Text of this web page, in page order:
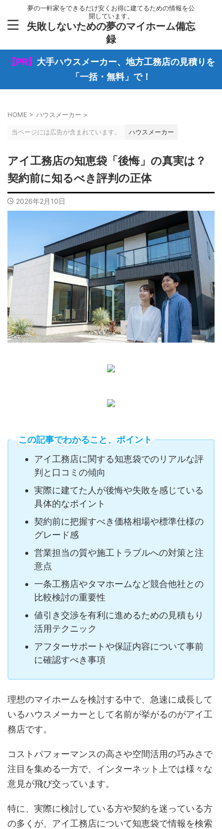
夢の一軒家をできるだけ安くお得に建てるための情報を公
開しています。
失敗しないための夢のマイホーム備忘
録
【PR】 大手ハウスメーカー、地方工務店の見積りを
「一括・無料」で！
HOME > ハウスメーカー >
当ページには広告が含まれています。 ハウスメーカー
アイ工務店の知恵袋「後悔」の真実は？
契約前に知るべき評判の正体
2026年2月10日
この記事でわかること、ポイント
アイ工務店に関する知恵袋でのリアルな評
判と口コミの傾向
実際に建てた人が後悔や失敗を感じている
具体的なポイント
契約前に把握すべき価格相場や標準仕様の
グレード感
営業担当の質や施工トラブルへの対策と注
意点
一条工務店やタマホームなど競合他社との
比較検討の重要性
値引き交渉を有利に進めるための見積もり
活用テクニック
アフターサポートや保証内容について事前
に確認すべき事項
理想のマイホームを検討する中で、急速に成長して
いるハウスメーカーとして名前が挙がるのがアイ工
務店です。
コストパフォーマンスの高さや空間活用の巧みさで
注目を集める一方で、インターネット上では様々な
意見が飛び交っています。
特に、実際に検討している方や契約を迷っている方
の多くが、アイ工務店について知恵袋で情報を検索